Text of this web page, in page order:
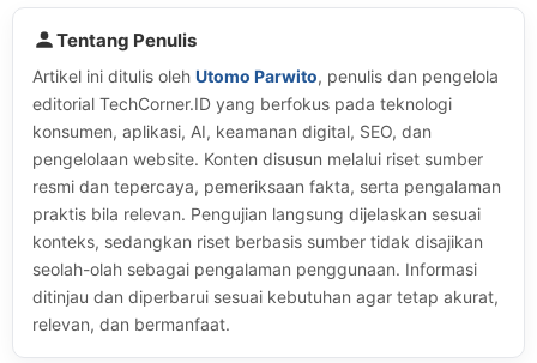
Tentang Penulis
Artikel ini ditulis oleh Utomo Parwito, penulis dan pengelola
editorial TechCorner.ID yang berfokus pada teknologi
konsumen, aplikasi, AI, keamanan digital, SEO, dan
pengelolaan website. Konten disusun melalui riset sumber
resmi dan tepercaya, pemeriksaan fakta, serta pengalaman
praktis bila relevan. Pengujian langsung dijelaskan sesuai
konteks, sedangkan riset berbasis sumber tidak disajikan
seolah-olah sebagai pengalaman penggunaan. Informasi
ditinjau dan diperbarui sesuai kebutuhan agar tetap akurat,
relevan, dan bermanfaat.